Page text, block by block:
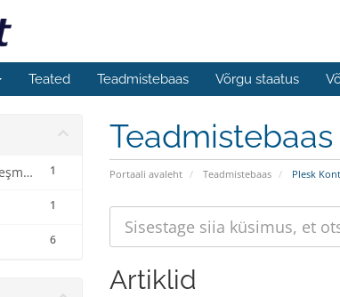
Teated Teadmistebaas Võrgu staatus
Teadmistebaas
Portaali avaleht Teadmistebaas Plesk
1
İyonhost Kullanım Sözleşme ve Koşulları
1
6
Artiklid